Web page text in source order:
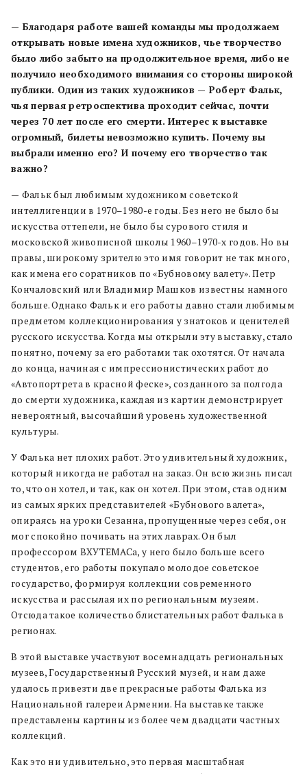
— Благодаря работе вашей команды мы продолжаем
открывать новые имена художников, чье творчество
было либо забыто на продолжительное время, либо не
получило необходимого внимания со стороны широкой
публики. Один из таких художников — Роберт Фальк,
чья первая ретроспектива проходит сейчас, почти
через 70 лет после его смерти. Интерес к выставке
огромный, билеты невозможно купить. Почему вы
выбрали именно его? И почему его творчество так
важно?
— Фальк был любимым художником советской
интеллигенции в 1970–1980-е годы. Без него не было бы
искусства оттепели, не было бы сурового стиля и
московской живописной школы 1960–1970-х годов. Но вы
правы, широкому зрителю это имя говорит не так много,
как имена его соратников по «Бубновому валету». Петр
Кончаловский или Владимир Машков известны намного
больше. Однако Фальк и его работы давно стали любимым
предметом коллекционирования у знатоков и ценителей
русского искусства. Когда мы открыли эту выставку, стало
понятно, почему за его работами так охотятся. От начала
до конца, начиная с импрессионистических работ до
«Автопортрета в красной феске», созданного за полгода
до смерти художника, каждая из картин демонстрирует
невероятный, высочайший уровень художественной
культуры.
У Фалька нет плохих работ. Это удивительный художник,
который никогда не работал на заказ. Он всю жизнь писал
то, что он хотел, и так, как он хотел. При этом, став одним
из самых ярких представителей «Бубнового валета»,
опираясь на уроки Сезанна, пропущенные через себя, он
мог спокойно почивать на этих лаврах. Он был
профессором ВХУТЕМАСа, у него было больше всего
студентов, его работы покупало молодое советское
государство, формируя коллекции современного
искусства и рассылая их по региональным музеям.
Отсюда такое количество блистательных работ Фалька в
регионах.
В этой выставке участвуют восемнадцать региональных
музеев, Государственный Русский музей, и нам даже
удалось привезти две прекрасные работы Фалька из
Национальной галереи Армении. На выставке также
представлены картины из более чем двадцати частных
коллекций.
Как это ни удивительно, это первая масштабная